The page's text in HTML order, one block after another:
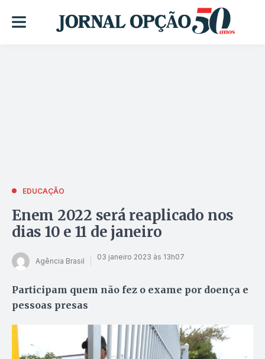
EDUCAÇÃO
Enem 2022 será reaplicado nos
dias 10 e 11 de janeiro
Agência Brasil 03 janeiro 2023 às 13h07
Participam quem não fez o exame por doença e
pessoas presas